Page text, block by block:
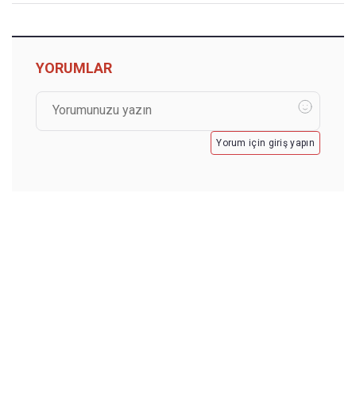
YORUMLAR
Yorum için giriş yapın